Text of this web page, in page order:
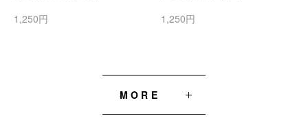
1,250円
1,250円
MORE